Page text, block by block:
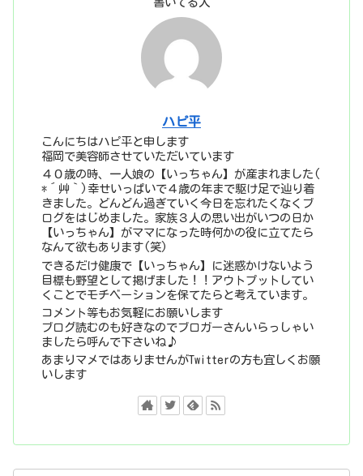
ハピ平
こんにちはハピ平と申します
福岡で美容師させていただいています
４０歳の時、一人娘の【いっちゃん】が産まれました(
*´艸｀)幸せいっぱいで４歳の年まで駆け足で辿り着
きました。どんどん過ぎていく今日を忘れたくなくブ
ログをはじめました。家族３人の思い出がいつの日か
【いっちゃん】がママになった時何かの役に立てたら
なんて欲もあります(笑)
できるだけ健康で【いっちゃん】に迷惑かけないよう
目標も野望として掲げました！！アウトプットしてい
くことでモチベーションを保てたらと考えています。
コメント等もお気軽にお願いします
ブログ読むのも好きなのでブロガーさんいらっしゃい
ましたら呼んで下さいね♪
あまりマメではありませんがTwitterの方も宜しくお願
いします